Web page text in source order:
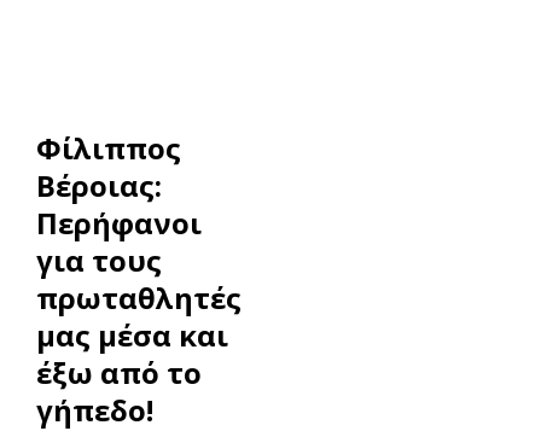
Φίλιππος
Βέροιας:
Περήφανοι
για τους
πρωταθλητές
μας μέσα και
έξω από το
γήπεδο!